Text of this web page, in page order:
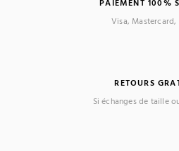
PAIEMENT 100%
Visa, Mastercard,
RETOURS
Si échanges de taille